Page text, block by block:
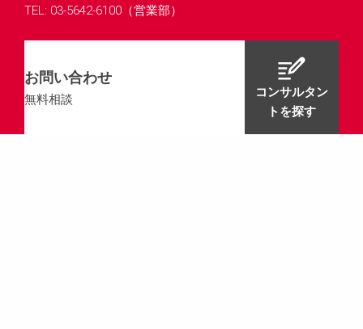
TEL: 03-5642-6100（営業部）
お問い合わせ
無料相談
コンサルタン
トを探す